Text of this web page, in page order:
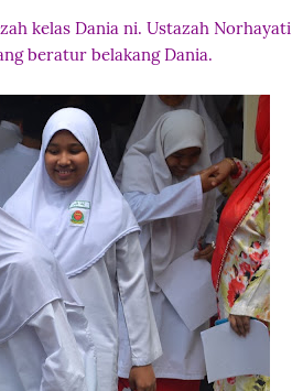
kelas Dania ni. Ustazah Norhayati
beratur belakang Dania.